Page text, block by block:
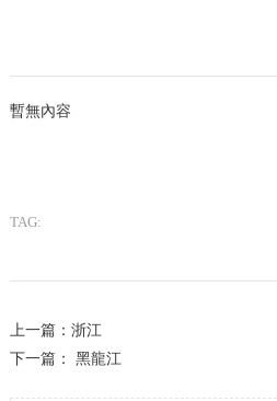
暫無內容
TAG:
上一篇： 浙江
下一篇： 黑龍江